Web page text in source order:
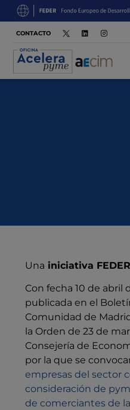
CONTACTO
Una iniciativa FEDER
Con fecha 10 de abril
publicada en el
Comunidad de
la Orden de 23 de
Consejería de
por la que se
empresas del sector
consideración de
de comerciantes de